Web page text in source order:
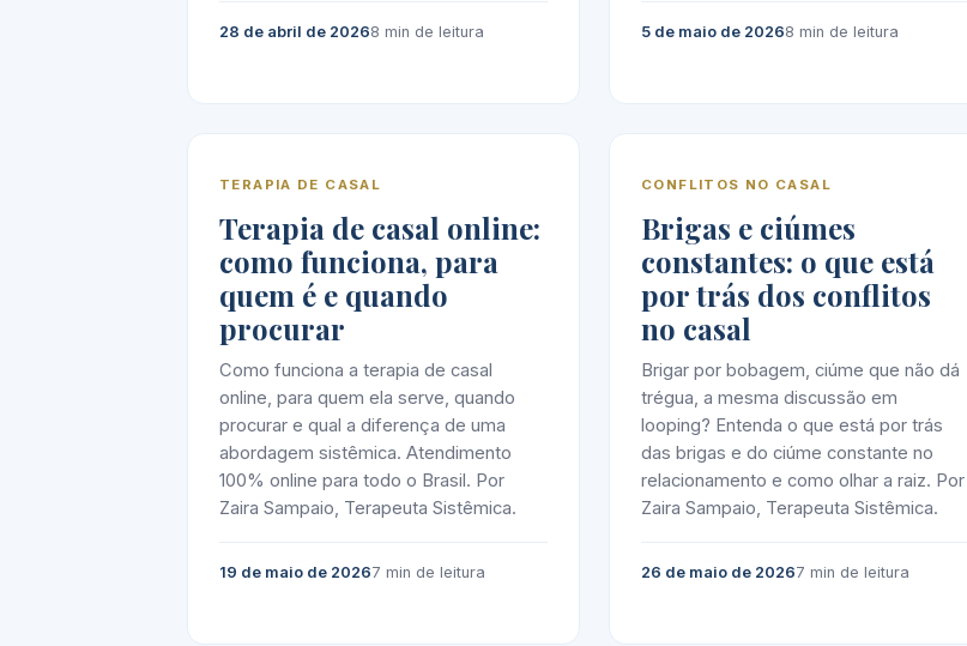
28 de abril de 20268 min de leitura 5 de maio de 20268 min de leitura
TERAPIA DE CASAL
Terapia de casal online:
como funciona, para
quem é e quando
procurar
Como funciona a terapia de casal
online, para quem ela serve, quando
procurar e qual a diferença de uma
abordagem sistêmica. Atendimento
100% online para todo o Brasil. Por
Zaira Sampaio, Terapeuta Sistêmica.
19 de maio de 20267 min de leitura
CONFLITOS NO CASAL
Brigas e ciúmes
constantes: o que está
por trás dos conflitos
no casal
Brigar por bobagem, ciúme que não dá
trégua, a mesma discussão em
looping? Entenda o que está por trás
das brigas e do ciúme constante no
relacionamento e como olhar a raiz. Por
Zaira Sampaio, Terapeuta Sistêmica.
26 de maio de 20267 min de leitura